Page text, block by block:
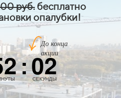
руб. бесплатно
опалубки!
До конца
акции
:01
СЕКУНДА